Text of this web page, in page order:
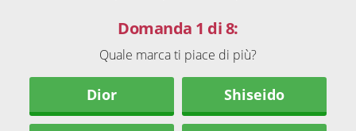
Domanda 1 di 8:
Quale marca ti piace di più?
Dior Shiseido